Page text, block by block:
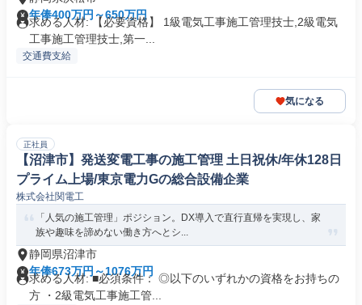
年俸400万円～650万円
求める人材: 【必要資格】 1級電気工事施工管理技士,2級電気
工事施工管理技士,第一...
交通費支給
気になる
正社員
【沼津市】発送変電工事の施工管理 土日祝休/年休128日
プライム上場/東京電力Gの総合設備企業
株式会社関電工
「人気の施工管理」ポジション。DX導入で直行直帰を実現し、家
族や趣味を諦めない働き方へとシ...
静岡県沼津市
年俸673万円～1076万円
求める人材: ■必須条件： ◎以下のいずれかの資格をお持ちの
方 ・2級電気工事施工管...